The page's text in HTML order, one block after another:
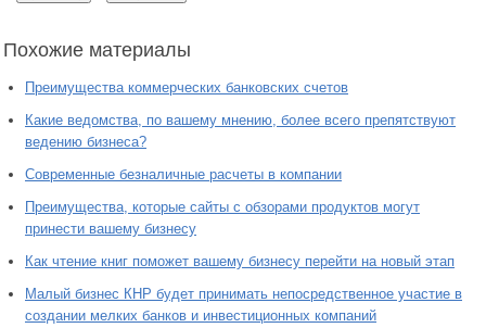
Похожие материалы
Преимущества коммерческих банковских счетов
Какие ведомства, по вашему мнению, более всего препятствуют
ведению бизнеса?
Современные безналичные расчеты в компании
Преимущества, которые сайты с обзорами продуктов могут
принести вашему бизнесу
Как чтение книг поможет вашему бизнесу перейти на новый этап
Малый бизнес КНР будет принимать непосредственное участие в
создании мелких банков и инвестиционных компаний